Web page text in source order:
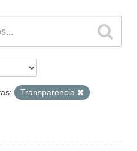
Transparencia